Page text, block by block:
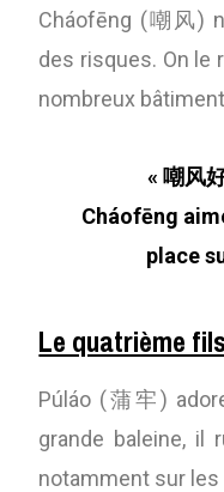
Cháofēng (嘲风)
des risques. On le
nombreux
« 嘲风
Cháofēng
place
Le quatrième
Púláo (蒲牢)
grande baleine, il
notamment sur